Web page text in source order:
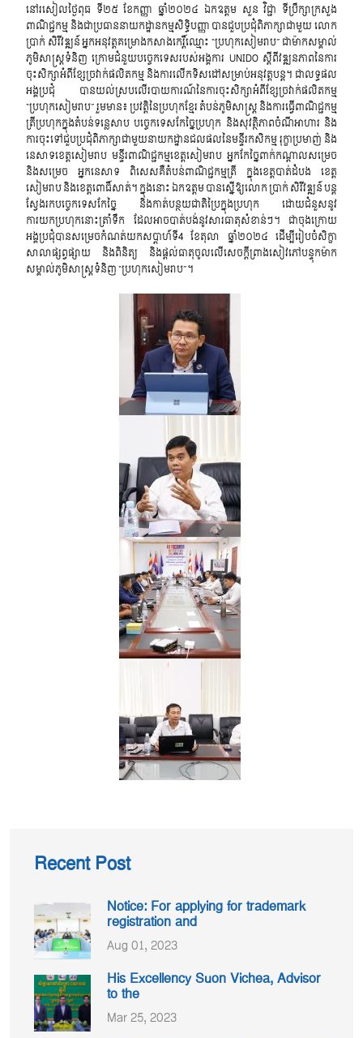
នៅរសៀលថ្ងៃពុធ ទី២៥ ខែកញ្ញា ឆ្នាំ២០២៤ ឯកឧត្តម សួន វិជ្ជា ទីប្រឹក្សាក្រសួង
ពាណិជ្ជកម្ម និងជាប្រធាននាយកដ្ឋានកម្មសិទ្ធិបញ្ញា បានជួបប្រជុំពិភាក្សាជាមួយ លោក
ប្រាក់ សិរីវឌ្ឍន៍ អ្នកអនុវត្តគម្រោងកសាងកេរ្តិ៍ឈ្មោះ “ប្រហុកសៀមរាប” ជាម៉ាកសម្គាល់
ភូមិសាស្រ្តទំនិញ ក្រោមជំនួយបច្ចេកទេសរបស់អង្គការ UNIDO ស្តីពីវឌ្ឍនភាពនៃការ
ចុះសិក្សាអំពីខ្សែច្រវាក់ផលិតកម្ម និងការលើកទិសដៅសម្រាប់អនុវត្តបន្ត។ ជាលទ្ធផល
អង្គប្រជុំ បានយល់ស្របលើរបាយការណ៍នៃការចុះសិក្សាអំពីខ្សែច្រវាក់ផលិតកម្ម
“ប្រហុកសៀមរាប” រួមមាន៖ ប្រវត្តិនៃប្រហុកខ្មែរ តំបន់ភូមិសាស្រ្ត និងការធ្វើពាណិជ្ជកម្ម
ត្រីប្រហុកក្នុងតំបន់ទន្លេសាប បច្ចេកទេសកែច្នៃប្រហុក និងសុវត្ថិភាពចំណីអាហារ និង
ការចុះទៅជួបប្រជុំពិភាក្សាជាមួយនាយកដ្ឋានជលផលនៃមន្ទីរកសិកម្ម រុក្ខាប្រមាញ់ និង
នេសាទខេត្តសៀមរាប មន្ទីរពាណិជ្ជកម្មខេត្តសៀមរាប អ្នកកែច្នៃពាក់កណ្តាលសម្រេច
និងសម្រេច អ្នកនេសាទ ពិសេសគឺតំបន់ពាណិជ្ជកម្មត្រី ក្នុងខេត្តបាត់ដំបង ខេត្ត
សៀមរាប និងខេត្តពោធិ៍សាត់។ ក្នុងនោះ ឯកឧត្តម បានស្នើឱ្យលោក ប្រាក់ សិរីវឌ្ឍន៍ បន្ត
ស្វែងរកបច្ចេកទេសកែច្នៃ និងកាត់បន្ថយជាតិប្រៃក្នុងប្រហុក ដោយជំនួសនូវ
ការយកប្រហុកនោះត្រាំទឹក ដែលអាចបាត់បង់នូវសារធាតុសំខាន់ៗ។ ជាចុងក្រោយ
អង្គប្រជុំបានសម្រេចកំណត់យកសប្តាហ៍ទី4 ខែតុលា ឆ្នាំ២០២៤ ដើម្បីរៀបចំសិក្ខា
សាលាផ្សព្វផ្សាយ និងពិនិត្យ និងផ្តល់ធាតុចូលលើសេចក្តីព្រាងសៀវភៅបន្ទុកម៉ាក
សម្គាល់ភូមិសាស្រ្តទំនិញ “ប្រហុកសៀមរាប”។
Recent Post
Notice: For applying for trademark
registration and
Aug 01, 2023
His Excellency Suon Vichea, Advisor
to the
Mar 25, 2023